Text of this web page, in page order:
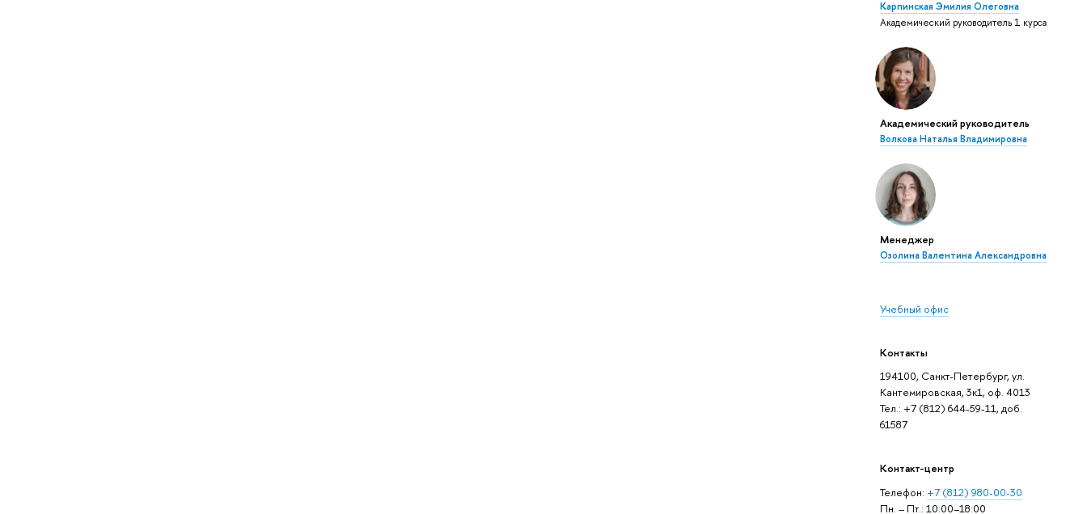
Карпинская Эмилия Олеговна
Академический руководитель 1 курса
Академический руководитель
Волкова Наталья Владимировна
Менеджер
Озолина Валентина Александровна
Учебный офис
Контакты
194100, Санкт-Петербург, ул.
Кантемировская, 3к1, оф. 4013
Тел.: +7 (812) 644-59-11, доб.
61587
Контакт-центр
Телефон: +7 (812) 980-00-30
Пн. – Пт.: 10:00–18:00